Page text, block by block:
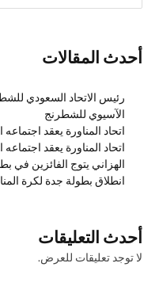
أحدث المقالات
رئيس الاتحاد السعودي
الآسيوي للشطرنج
اتحاد المناورة يعقد اجتماعه
اتحاد المناورة يعقد اجتماعه
الهزاني يتوج الفائزين في
انطلاق بطولة جدة لكرة
أحدث التعليقات
لا توجد تعليقات للعرض.